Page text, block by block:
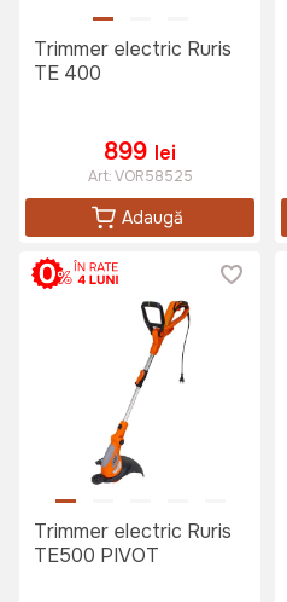
Trimmer electric Ruris
TE 400
899 lei
Art:VOR58525
Adaugă
Trimmer electric Ruris
TE500 PIVOT